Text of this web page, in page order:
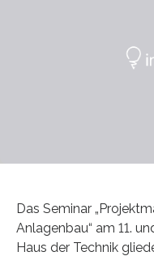
Das Seminar
Anlagenbau“ am 11.
Haus der Technik